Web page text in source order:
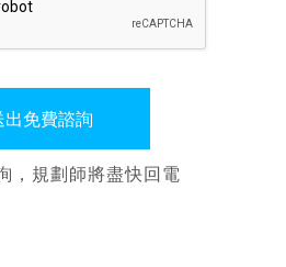
，規劃師將盡快回電